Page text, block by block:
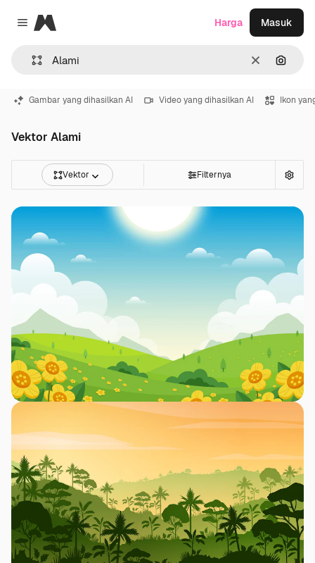
Close menu
Magnific
Jernih
Harga Masuk
Gambar yang dihasilkan AI Video yang dihasilkan AI Ikon
Vektor Alami
Vektor Filternya